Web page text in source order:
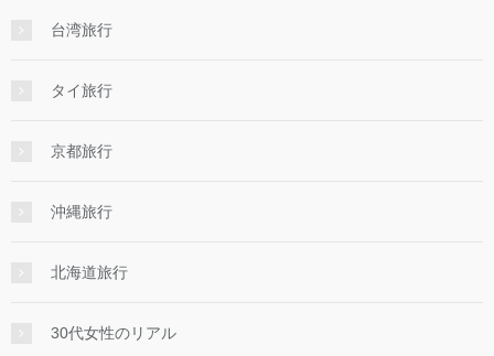
台湾旅行
タイ旅行
京都旅行
沖縄旅行
北海道旅行
30代女性のリアル